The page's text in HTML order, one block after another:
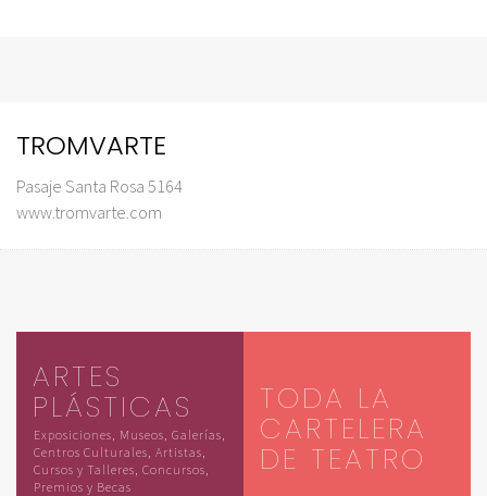
TROMVARTE
Pasaje Santa Rosa 5164
www.tromvarte.com
ARTES
PLÁSTICAS
Exposiciones, Museos, Galerías,
Centros Culturales, Artistas,
Cursos y Talleres, Concursos,
Premios y Becas
TODA LA
CARTELERA
DE TEATRO